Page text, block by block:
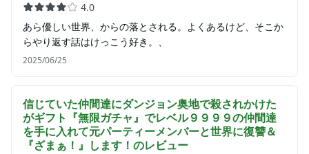
4.0
あら優しい世界、からの落とされる。よくあるけど、そこか
らやり返す話はけっこう好き。、
2025/06/25
信じていた仲間達にダンジョン奥地で殺されかけた
がギフト『無限ガチャ』でレベル９９９９の仲間達
を手に入れて元パーティーメンバーと世界に復讐＆
『ざまぁ！』します！ のレビュー